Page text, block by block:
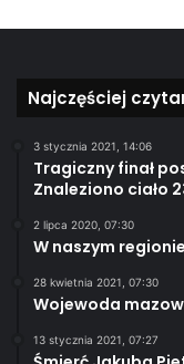
Najczęściej
3 stycznia 2021, 14:06
Tragiczny finał
Znaleziono ciało
2 lipca 2020, 07:30
W naszym
28 kwietnia 2021, 07:30
Wojewoda
13 stycznia 2021, 07:27